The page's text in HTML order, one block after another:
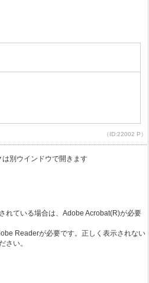
（ID:22002 P）
は別ウインドウで開きます
れている場合は、Adobe Acrobat(R)が必要
Readerが必要です。正しく表示されない
さい。